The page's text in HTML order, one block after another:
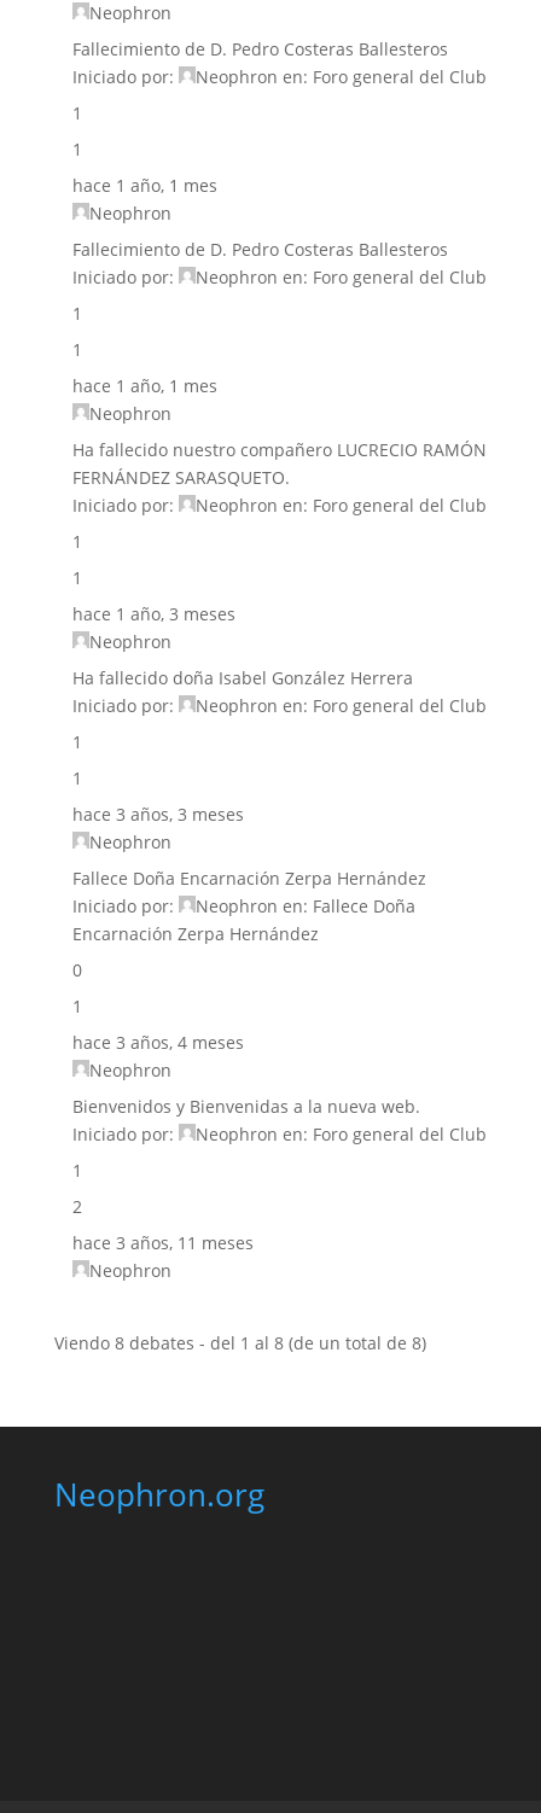
Neophron
Fallecimiento de D. Pedro Costeras Ballesteros
Iniciado por:
Neophron en: Foro general del Club
1
1
hace 1 año, 1 mes
Neophron
Fallecimiento de D. Pedro Costeras Ballesteros
Iniciado por:
Neophron en: Foro general del Club
1
1
hace 1 año, 1 mes
Neophron
Ha fallecido nuestro compañero LUCRECIO RAMÓN
FERNÁNDEZ SARASQUETO.
Iniciado por:
Neophron en: Foro general del Club
1
1
hace 1 año, 3 meses
Neophron
Ha fallecido doña Isabel González Herrera
Iniciado por:
Neophron en: Foro general del Club
1
1
hace 3 años, 3 meses
Neophron
Fallece Doña Encarnación Zerpa Hernández
Iniciado por:
Neophron en: Fallece Doña
Encarnación Zerpa Hernández
0
1
hace 3 años, 4 meses
Neophron
Bienvenidos y Bienvenidas a la nueva web.
Iniciado por:
Neophron en: Foro general del Club
1
2
hace 3 años, 11 meses
Neophron
Viendo 8 debates - del 1 al 8 (de un total de 8)
Neophron.org